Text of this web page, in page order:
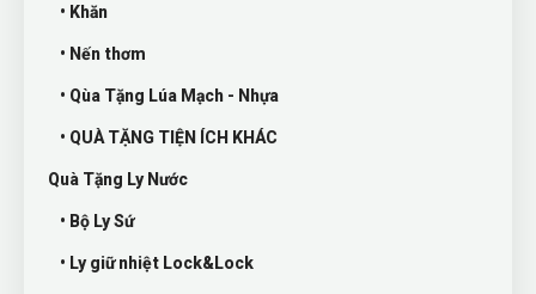
• Khăn
• Nến thơm
• Qùa Tặng Lúa Mạch - Nhựa
• QUÀ TẶNG TIỆN ÍCH KHÁC
Quà Tặng Ly Nước
• Bộ Ly Sứ
• Ly giữ nhiệt Lock&Lock